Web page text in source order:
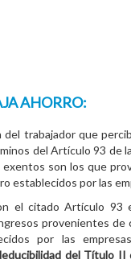
AHORRO:
del trabajador que
del Artículo 93 de
son los que
establecidos por las
el citado Artículo 93
provenientes de
por las
del Título II